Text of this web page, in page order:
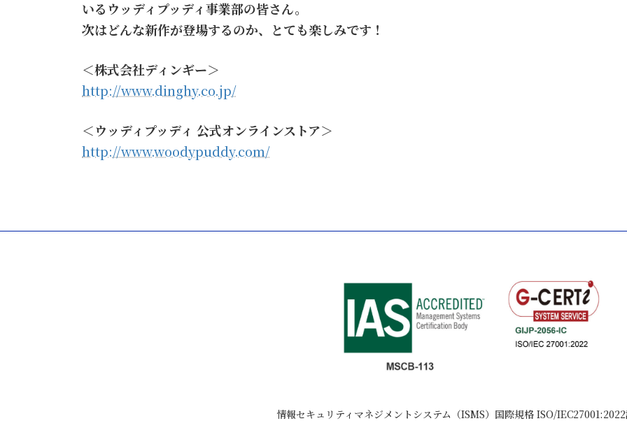
いるウッディプッディ事業部の皆さん。
次はどんな新作が登場するのか、とても楽しみです！
＜株式会社ディンギー＞
http://www.dinghy.co.jp/
＜ウッディプッディ 公式オンラインストア＞
http://www.woodypuddy.com/
情報セキュリティマネジメントシステム（ISMS）国際規格 ISO/